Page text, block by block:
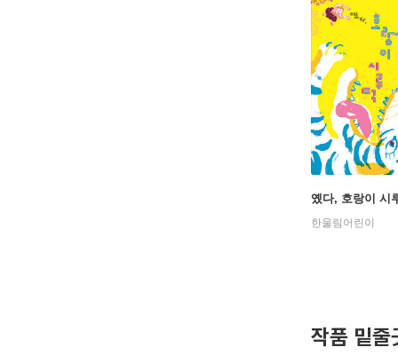
옜다, 호랑이 시
한울림어린이
작품 밑줄